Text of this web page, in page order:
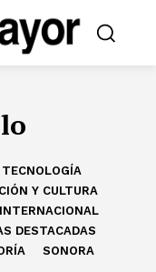
Y CULTURA
INTERNACIONAL
DESTACADAS
SONORA